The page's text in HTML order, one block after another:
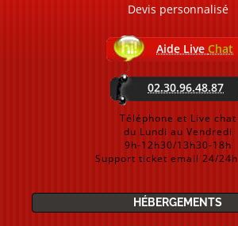
Devis personnalisé
Aide Live Chat
02.30.96.48.87
Téléphone et Live chat
du Lundi au Vendredi
9h-12h30/13h30-18h
Support ticket email 24/
HÉBERGEMENTS